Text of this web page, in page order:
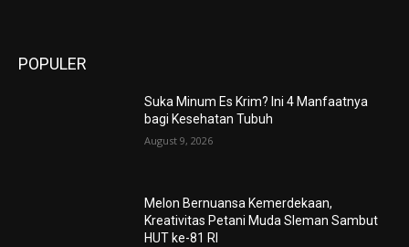
POPULER
Suka Minum Es Krim? Ini 4 Manfaatnya
bagi Kesehatan Tubuh
August 9, 2026
Melon Bernuansa Kemerdekaan,
Kreativitas Petani Muda Sleman Sambut
HUT ke-81 RI